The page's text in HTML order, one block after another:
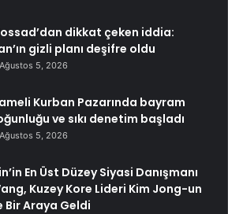
dikkat çeken iddia:
gizli planı deşifre oldu
Ağustos 5, 2026
Kurban Pazarında bayram
ve sıkı denetim başladı
Ağustos 5, 2026
En Üst Düzey Siyasi Danışmanı
Kuzey Kore Lideri Kim Jong-un
Bir Araya Geldi